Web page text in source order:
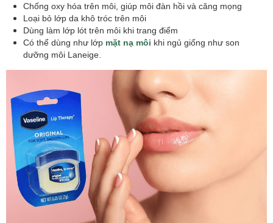
Chống oxy hóa trên môi, giúp môi đàn hồi và căng mọng
Loại bỏ lớp da khô tróc trên môi
Dùng làm lớp lót trên môi khi trang điểm
Có thể dùng như lớp mặt nạ môi khi ngủ giống như son
dưỡng môi Laneige.